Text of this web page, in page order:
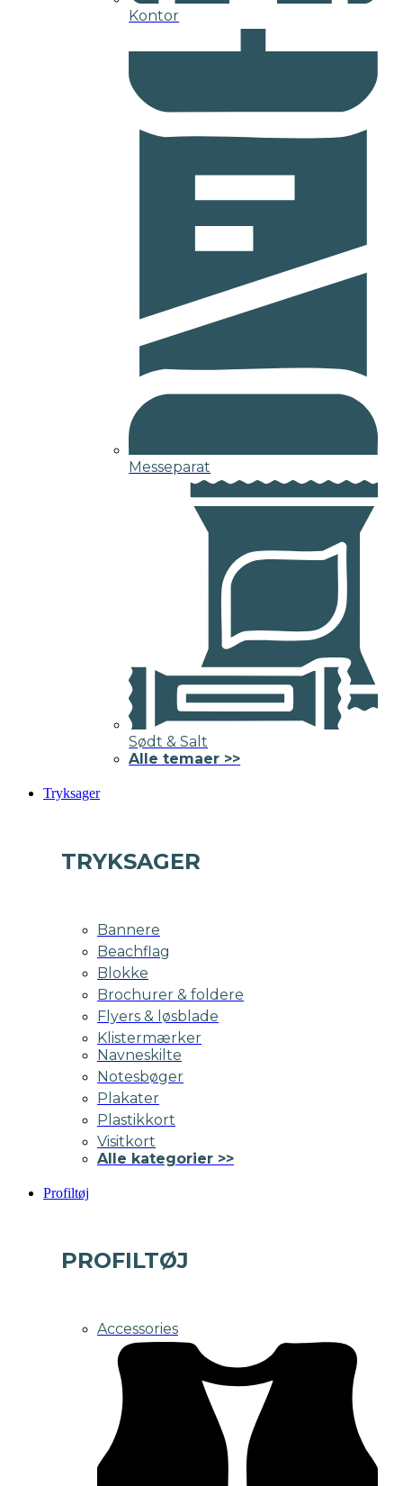
Kontor
Messeparat
Sødt & Salt
Alle temaer >>
Tryksager
TRYKSAGER
Bannere
Beachflag
Blokke
Brochurer & foldere
Flyers & løsblade
Klistermærker
Navneskilte
Notesbøger
Plakater
Plastikkort
Visitkort
Alle kategorier >>
Profiltøj
PROFILTØJ
Accessories